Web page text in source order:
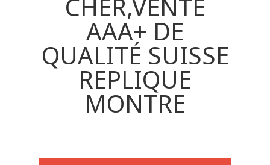
CHER,VENTE
AAA+ DE
QUALITÉ SUISSE
REPLIQUE
MONTRE